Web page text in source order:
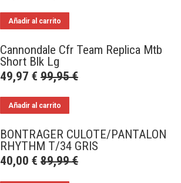
Añadir al carrito
Cannondale Cfr Team Replica Mtb
Short Blk Lg
49,97 € 99,95€
Añadir al carrito
BONTRAGER CULOTE/PANTALON
RHYTHM T/34 GRIS
40,00 € 89,99€